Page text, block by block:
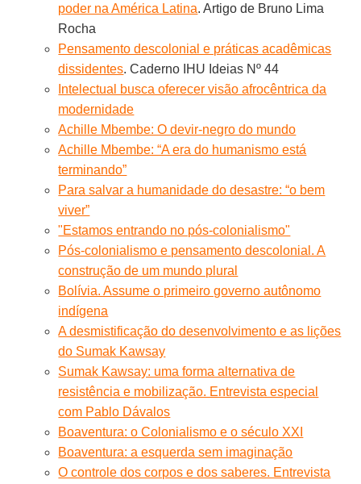
poder na América Latina. Artigo de Bruno Lima
Rocha
Pensamento descolonial e práticas acadêmicas
dissidentes. Caderno IHU Ideias Nº 44
Intelectual busca oferecer visão afrocêntrica da
modernidade
Achille Mbembe: O devir-negro do mundo
Achille Mbembe: “A era do humanismo está
terminando”
Para salvar a humanidade do desastre: “o bem
viver”
"Estamos entrando no pós-colonialismo"
Pós-colonialismo e pensamento descolonial. A
construção de um mundo plural
Bolívia. Assume o primeiro governo autônomo
indígena
A desmistificação do desenvolvimento e as lições
do Sumak Kawsay
Sumak Kawsay: uma forma alternativa de
resistência e mobilização. Entrevista especial
com Pablo Dávalos
Boaventura: o Colonialismo e o século XXI
Boaventura: a esquerda sem imaginação
O controle dos corpos e dos saberes. Entrevista